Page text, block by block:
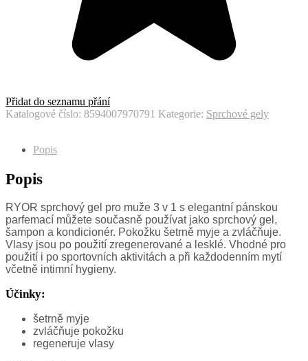
Přidat do seznamu přání
Katalogové číslo: 8594007970791 Kategorie: Sprchové gely
Popis
Popis
RYOR sprchový gel pro muže 3 v 1 s elegantní pánskou
parfemací můžete současně používat jako sprchový gel,
šampon a kondicionér. Pokožku šetrně myje a zvláčňuje.
Vlasy jsou po použití zregenerované a lesklé. Vhodné pro
použití i po sportovních aktivitách a při každodenním mytí
včetně intimní hygieny.
Účinky:
šetrně myje
zvláčňuje pokožku
regeneruje vlasy